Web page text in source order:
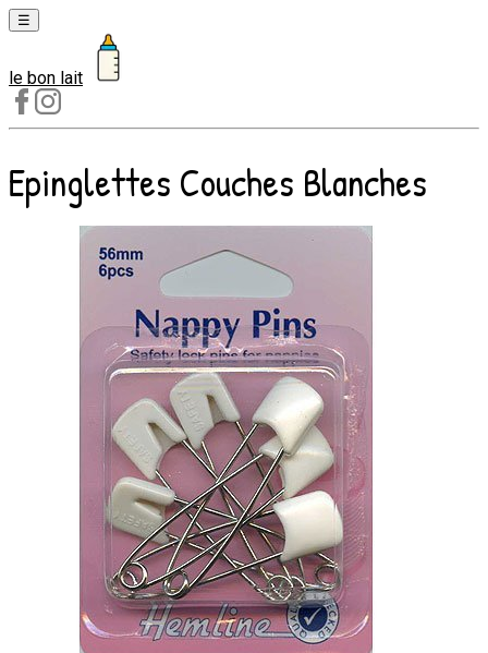
☰
Laits
1er
âge
Laits
2e
croissance
le bon lait
Epinglettes Couches Blanches